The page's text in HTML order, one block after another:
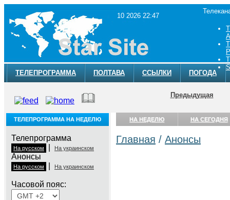
10 2026 22:47
ТЕЛЕПРОГРАММА ПОЛТАВА ССЫЛКИ ПОГОДА
Предыдущая
ТЕЛЕПРОГРАММА НА НЕДЕЛЮ
Телепрограмма
На русском На украинском
Анонсы
На русском На украинском
Часовой пояс:
НА НЕДЕЛЮ НА СЕГОДНЯ
Главная / Анонсы